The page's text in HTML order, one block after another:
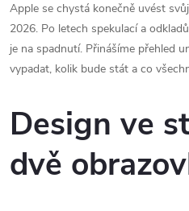
Apple se chystá konečně uvést
2026. Po letech spekulací a
je na spadnutí. Přinášíme přehled
vypadat, kolik bude stát a co
Design ve
dvě